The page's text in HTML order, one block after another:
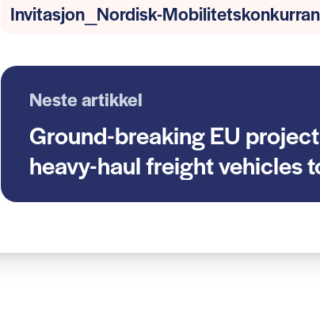
Invitasjon_Nordisk-
Neste artikkel
Ground-breaking EU
heavy-haul freight vehicles